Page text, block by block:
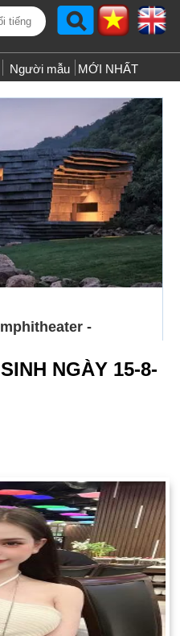
Người mẫu MỚI NHẤT
NGÀY 15-8-